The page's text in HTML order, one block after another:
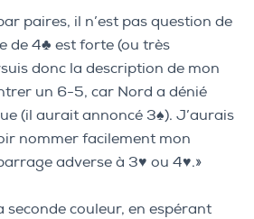
paires, il n’est pas question de
de 4♣ est forte (ou très
donc la description de mon
un 6-5, car Nord a dénié
(il aurait annoncé 3♠). J’aurais
nommer facilement mon
adverse à 3♥ ou 4♥.»
seconde couleur, en espérant